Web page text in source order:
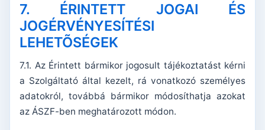
7. ÉRINTETT JOGAI ÉS
JOGÉRVÉNYESÍTÉSI
LEHETÕSÉGEK
7.1. Az Érintett bármikor jogosult tájékoztatást kérni
a Szolgáltató által kezelt, rá vonatkozó személyes
adatokról, továbbá bármikor módosíthatja azokat
az ÁSZF-ben meghatározott módon.